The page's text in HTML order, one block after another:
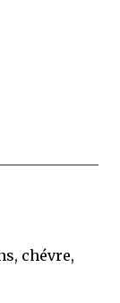
chévre,